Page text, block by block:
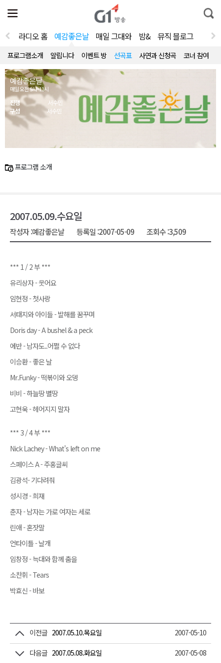
전
체
뉴
열
통
합
라디오 홈 예감좋은날 매일 그대와 밤& 뮤직 블로그
프로그램소개 알립니다 이벤트 방 선곡표 사연과 신청곡 코너 참여
예감좋은날
매일 오전 9시~11시
진행
서수민
구성
서수민
프로그램 소개
2007.05.09.수요일
작성자 :예감좋은날 등록일 :2007-05-09 조회수 :3,509
*** 1 / 2 부 ***
유리상자 - 웃어요
임현정 - 첫사랑
서태지와 아이들 - 발해를 꿈꾸며
Doris day - A bushel & a peck
에반 - 남자도..어쩔 수 없다
이승환 - 좋은 날
Mr.Funky - 떡볶이와 오뎅
비비 - 하늘땅 별땅
고현욱 - 헤어지지 말자
*** 3 / 4 부 ***
Nick Lachey - What's left on me
스페이스 A - 주홍글씨
김광석- 기다려줘
성시경 - 희재
춘자 - 남자는 가로 여자는 세로
린애 - 혼잣말
언타이틀 - 날개
임창정 - 늑대와 함께 춤을
소찬휘 - Tears
박효신 - 바보
이전글 2007.05.10.목요일 2007-05-10
다음글 2007.05.08.화요일 2007-05-08